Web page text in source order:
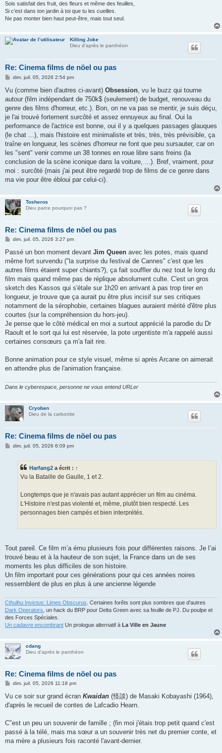
Sois satisfait des fruit, des fleurs et même des feuilles,
Si c'est dans ton jardin à toi que tu les cueilles.
Ne pas monter bien haut peut-être, mais tout seul.
Killing Joke
Dieu d'après le panthéon
Re: Cinema films de nöel ou pas
M
s
a
g
dim. juil. 05, 2026 2:54 pm
Vu (comme bien d'autres ci-avant) Obsession , vu le buzz qui tourne
autour (film indépendant de 750k$ (seulement) de budget, renouveau du
genre des films d'horreur, etc.). Bon, on ne va pas se mentir, je suis déçu,
je l'ai trouvé fortement surcôté et assez ennuyeux au final. Oui la
performance de l'actrice est bonne, oui il y a quelques passages glauques
(le chat ...), mais l'histoire est minimaliste et très, très, très prévisible, ça
traîne en longueur, les scènes d'horreur ne font que peu sursauter, car on
les "sent" venir comme un 38 tonnes en roue libre sans freins (la
conclusion de la scène iconique dans la voiture, ...). Bref, vraiment, pour
moi : surcôté (mais j'ai peut être regardé trop de films de ce genre dans
ma vie pour être ébloui par celui-ci).
Tosheros
Dieu parce pourquoi pas ?
Re: Cinema films de nöel ou pas
M
s
a
g
dim. juil. 05, 2026 3:27 pm
Passé un bon moment devant Jim Queen avec les potes, mais quand
même fort survendu ("la surprise du festival de Cannes" c'est que les
autres films étaient super chiants?), ça fait souffler du nez tout le long du
film mais quand même pas de réplique absolument culte. C'est un gros
sketch des Kassos qui s'étale sur 1h20 en arrivant à pas trop tirer en
longueur, je trouve que ça aurait pu être plus incisif sur ses critiques
notamment de la sérophobie, certaines blagues auraient mérité d'être plus
courtes (sur la compréhension du hors-jeu).
Je pense que le côté médical en moi a surtout apprécié la parodie du Dr
Raoult et le sort qui lui est réservée, la pote urgentiste m'a rappelé aussi
certaines consœurs ça m'a fait rire.
Bonne animation pour ce style visuel, même si après Arcane on aimerait
en attendre plus de l'animation française.
Dans le cyberespace, personne ne vous entend URLer
Cryoban
Dieu de la carbonite
Re: Cinema films de nöel ou pas
Mdim. juil. 05, 2026 6:09 pm
Harfang2 a écrit : ↑
Vu la Bataille de Gaulle, 1 et 2.
Longtemps que je n'avais pas autant apprécier un film au cinéma.
L'Histoire n'est pas violenté et, même, plutôt bien respecté. Les
personnages bien campés et bien interprétés.
Tout pareil. Ce film m’a ému plusieurs fois pour différentes raisons. Je l’ai
trouvé beau et à la hauteur de son sujet, la France dans un de ses
moments les plus difficiles de son histoire.
Un film important pour ces générations pour qui ces années noires
ressemblent de plus en plus à une ancienne légende
Cthulhu Invictus: Limes Obscurus . Certaines forêts sont plus sombres que d'autres
Dark Operators , un hack du BRP pour Delta Green avec sa feuille de PJ. Du poulpe et
des Forces Spéciales.
Un cadavre encombrant Un prologue alternatif à La Ville en Jaune
cdang
Dieu d'après le panthéon
Re: Cinema films de nöel ou pas
M
s
a
dim. juil. 05, 2026 11:18 pm
Vu ce soir sur grand écran Kwaidan (怪談) de Masaki Kobayashi (1964),
d'après le recueil de contes de Lafcadio Hearn.
C"est un peu un souvenir de famille ; (fin moi j'étais trop petit quand c'est
passé à la télé, mais ma sœur a un souvenir très net du premier conte, et
ma mère a plusieurs fois raconté l'avant-dernier.